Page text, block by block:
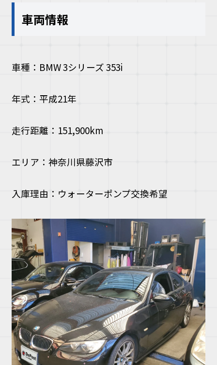
車両情報
車種：BMW 3シリーズ 353i
年式：平成21年
走行距離：151,900km
エリア：神奈川県藤沢市
入庫理由：ウォーターポンプ交換希望